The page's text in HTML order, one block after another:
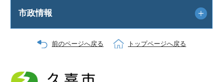
市政情報
前のページへ戻る トップページへ戻る